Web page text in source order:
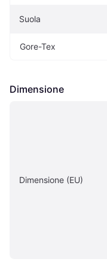
Suola
Gore-Tex
Dimensione
Dimensione (EU)